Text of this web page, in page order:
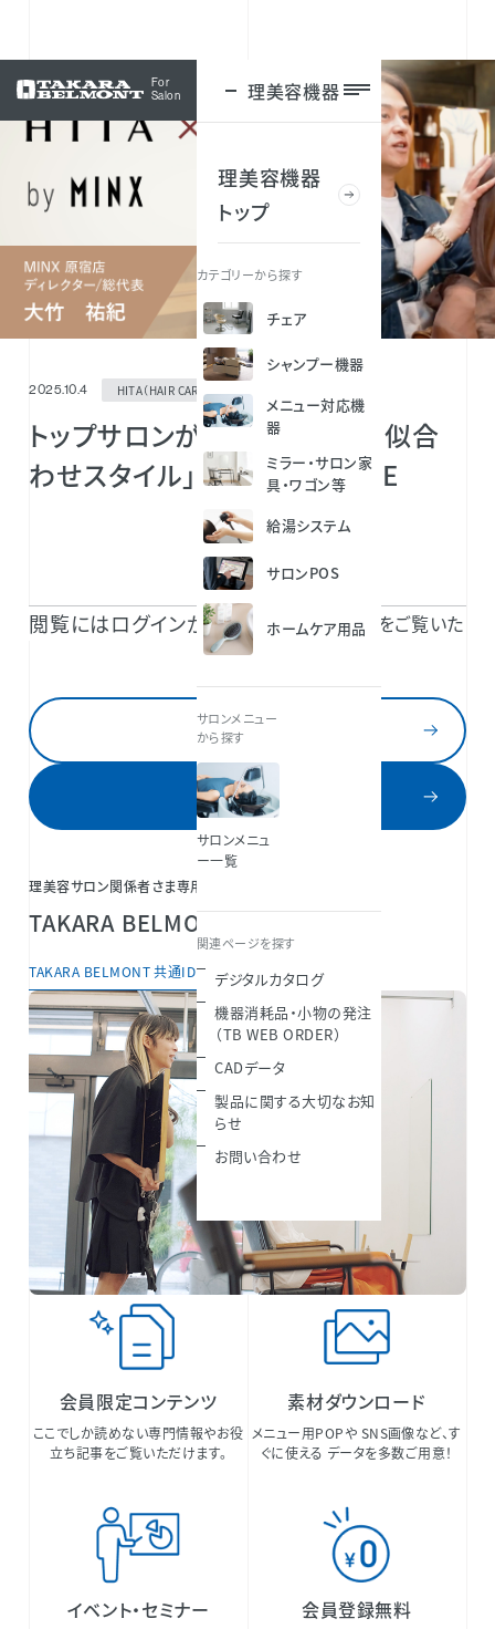
For
Salon
理美容機器
理美容機器
トップ
カテゴリーから探す
チェア
シャンプー機器
メニュー対応機
器
ミラー・サロン家
具・ワゴン等
給湯システム
サロンPOS
ホームケア用品
サロンメニュー
から探す
サロンメニュ
ー一覧
関連ページを探す
デジタルカタログ
機器消耗品・小物の発注
（TB WEB ORDER）
CADデータ
製品に関する大切なお知
らせ
お問い合わせ
ログイン
2025.10.4 HITA（HAIR CARE）
トップサロンが教える「HITA×似合
わせスタイル」by MINX MOVIE
閲覧にはログインが必要です。
TAKARA BELMONT 共通IDのご登録で続きをご覧いた
だけます。
ログイン
新規登録
理美容サロン関係者さま専用会員サービス
TAKARA BELMONT共通IDとは？
TAKARA BELMONT 共通IDについて
会員限定コンテンツ
ここでしか読めない専門情報やお役
立ち記事をご覧いただけます。
素材ダウンロード
メニュー用POPや SNS画像など、す
ぐに使える データを多数ご用意！
イベント・セミナー 会員登録無料